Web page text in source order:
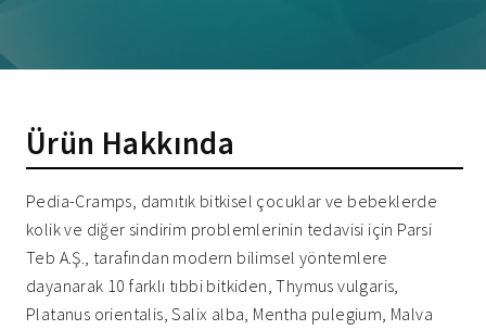
Ürün Hakkında
Pedia-Cramps, damıtık bitkisel çocuklar ve bebeklerde
kolik ve diğer sindirim problemlerinin tedavisi için Parsi
Teb A.Ş., tarafından modern bilimsel yöntemlere
dayanarak 10 farklı tıbbi bitkiden, Thymus vulgaris,
Platanus orientalis, Salix alba, Mentha pulegium, Malva